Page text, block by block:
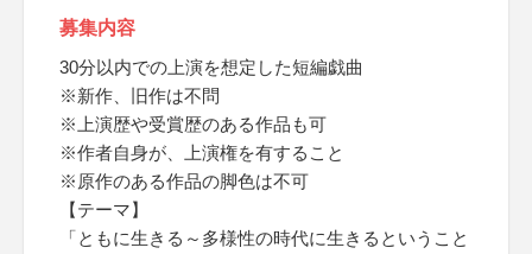
募集内容
30分以内での上演を想定した短編戯曲
※新作、旧作は不問
※上演歴や受賞歴のある作品も可
※作者自身が、上演権を有すること
※原作のある作品の脚色は不可
【テーマ】
「ともに生きる～多様性の時代に生きるということ